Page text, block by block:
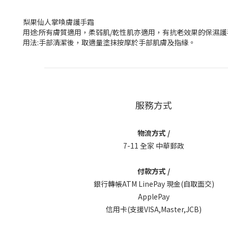
梨果仙人掌喚膚護手霜
用途:所有膚質適用，柔弱肌/乾性肌亦適用，有抗老效果的保濕
用法:手部清潔後，取適量塗抹按摩於手部肌膚及指緣。
服務方式
物流方式 /
7-11 全家 中華郵政
付款方式 /
銀行轉帳ATM LinePay 現金(自取面交)
ApplePay
信用卡(支援VISA,Master,JCB)